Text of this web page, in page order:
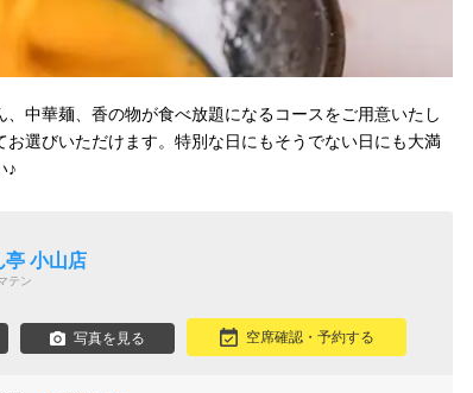
中華麺、香の物が食べ放題になるコースをご用意いたし
選びいただけます。特別な日にもそうでない日にも大満
♪
亭 小山店
テン
写真を見る 空席確認・予約する